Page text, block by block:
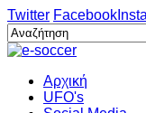
Twitter Facebook
Αρχική
UFO's